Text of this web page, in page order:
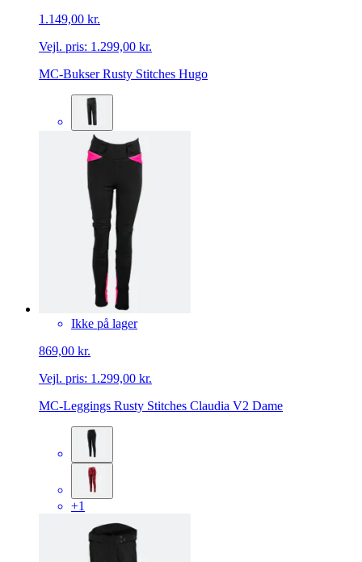
1.149,00 kr.
Vejl. pris: 1.299,00 kr.
MC-Bukser Rusty Stitches Hugo
Ikke på lager
869,00 kr.
Vejl. pris: 1.299,00 kr.
MC-Leggings Rusty Stitches Claudia V2 Dame
+1